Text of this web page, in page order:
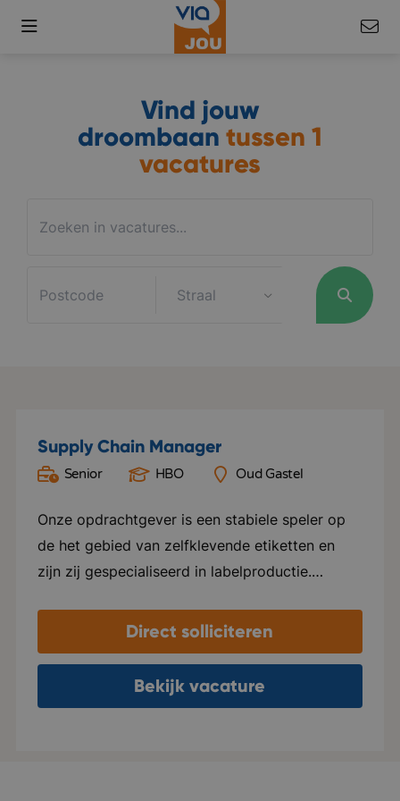
Vind jouw
droombaan tussen 1
vacatures
Supply Chain Manager
Senior HBO Oud Gastel
Onze opdrachtgever is een stabiele speler op
de het gebied van zelfklevende etiketten en
zijn zij gespecialiseerd in labelproductie.
de persoonlijke aanpak belangrijk. Ze gaan met
klanten in gesprek en denken mee hoe een
label het beste tot zijn recht komt bij het
product. Daarnaast zijn zij ook veel bezig met
Direct solliciteren
Bekijk vacature